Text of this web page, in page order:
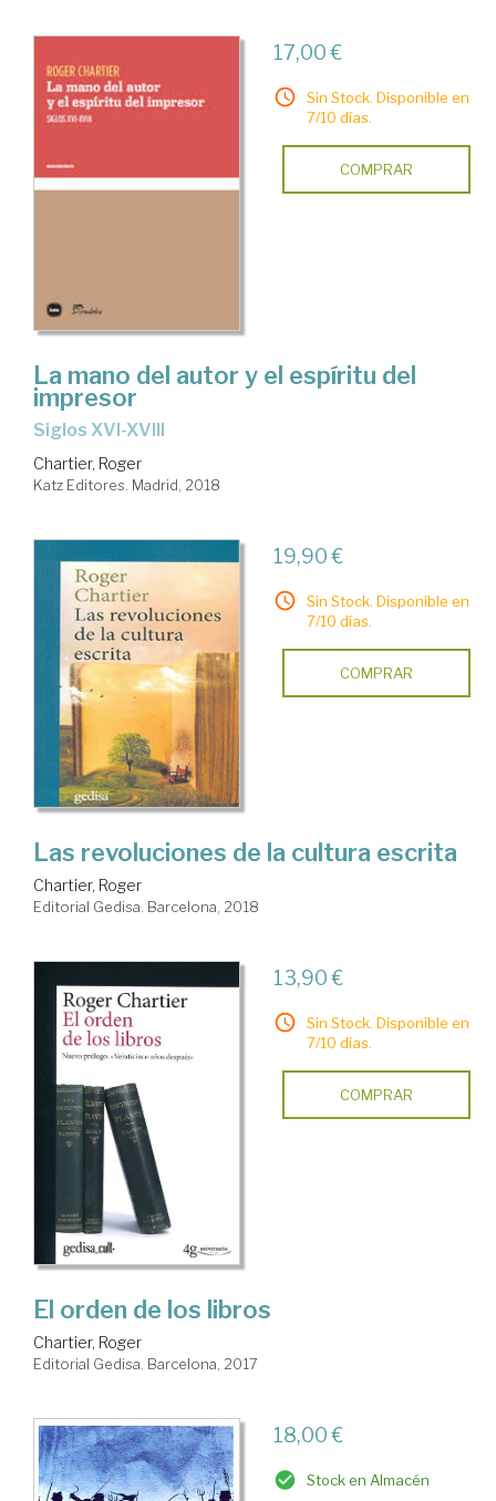
17,00 €
Sin Stock. Disponible en
7/10 días.
COMPRAR
La mano del autor y el espíritu del
impresor
siglos XVI-XVIII
Chartier, Roger
Katz Editores. Madrid, 2018
19,90 €
Sin Stock. Disponible en
7/10 días.
COMPRAR
Las revoluciones de la cultura escrita
Chartier, Roger
Editorial Gedisa. Barcelona, 2018
13,90 €
Sin Stock. Disponible en
7/10 días.
COMPRAR
El orden de los libros
Chartier, Roger
Editorial Gedisa. Barcelona, 2017
18,00 €
Stock en Almacén